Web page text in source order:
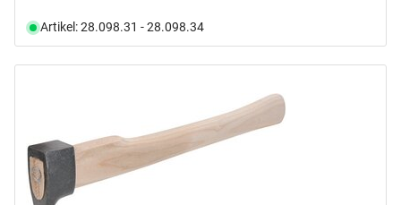
Artikel: 28.098.31 - 28.098.34